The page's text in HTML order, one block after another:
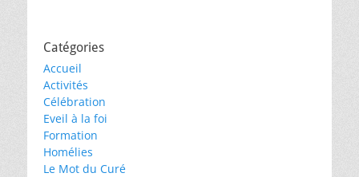
Catégories
Accueil
Activités
Célébration
Eveil à la foi
Formation
Homélies
Le Mot du Curé